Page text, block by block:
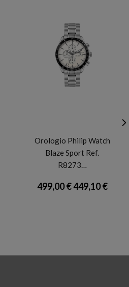
Orologio Philip Watch
Blaze Sport Ref.
R8273…
499,00 €449,10 €